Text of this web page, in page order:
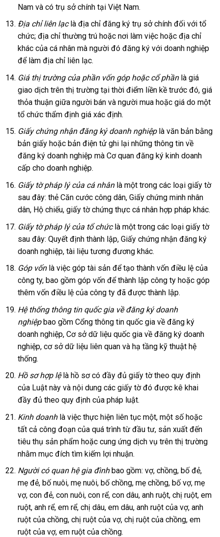
Nam và có trụ sở chính tại Việt Nam.
Địa chỉ liên lạclà địa chỉ đăng ký trụ sở chính đối với tổ
chức; địa chỉ thường trú hoặc nơi làm việc hoặc địa chỉ
khác của cá nhân mà người đó đăng ký với doanh nghiệp
để làm địa chỉ liên lạc.
Giá thị trường của phần vốn góp hoặc cổ phầnlà giá
giao dịch trên thị trường tại thời điểm liền kề trước đó, giá
thỏa thuận giữa người bán và người mua hoặc giá do một
tổ chức thẩm định giá xác định.
Giấy chứng nhận đăng ký doanh nghiệplà văn bản bằng
bản giấy hoặc bản điện tử ghi lại những thông tin về
đăng ký doanh nghiệp mà Cơ quan đăng ký kinh doanh
cấp cho doanh nghiệp.
Giấy tờ pháp lý của cá nhânlà một trong các loại giấy tờ
sau đây: thẻ Căn cước công dân, Giấy chứng minh nhân
dân, Hộ chiếu, giấy tờ chứng thực cá nhân hợp pháp khác.
Giấy tờ pháp lý của tổ chứclà một trong các loại giấy tờ
sau đây: Quyết định thành lập, Giấy chứng nhận đăng ký
doanh nghiệp, tài liệu tương đương khác.
Góp vốnlà việc góp tài sản để tạo thành vốn điều lệ của
công ty, bao gồm góp vốn để thành lập công ty hoặc góp
thêm vốn điều lệ của công ty đã được thành lập.
Hệ thống thông tin quốc gia về đăng ký doanh
nghiệpbao gồm Cổng thông tin quốc gia về đăng ký
doanh nghiệp, Cơ sở dữ liệu quốc gia về đăng ký doanh
nghiệp, cơ sở dữ liệu liên quan và hạ tầng kỹ thuật hệ
thống.
Hồ sơ hợp lệlà hồ sơ có đầy đủ giấy tờ theo quy định
của Luật này và nội dung các giấy tờ đó được kê khai
đầy đủ theo quy định của pháp luật.
Kinh doanhlà việc thực hiện liên tục một, một số hoặc
tất cả công đoạn của quá trình từ đầu tư, sản xuất đến
tiêu thụ sản phẩm hoặc cung ứng dịch vụ trên thị trường
nhằm mục đích tìm kiếm lợi nhuận.
Người có quan hệ gia đìnhbao gồm: vợ, chồng, bố đẻ,
mẹ đẻ, bố nuôi, mẹ nuôi, bố chồng, mẹ chồng, bố vợ, mẹ
vợ, con đẻ, con nuôi, con rể, con dâu, anh ruột, chị ruột, em
ruột, anh rể, em rể, chị dâu, em dâu, anh ruột của vợ, anh
ruột của chồng, chị ruột của vợ, chị ruột của chồng, em
ruột của vợ, em ruột của chồng.